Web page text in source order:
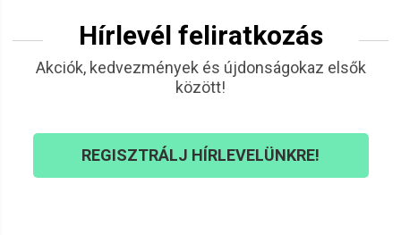
Hírlevél feliratkozás
Akciók, kedvezmények és újdonságokaz elsők
között!
REGISZTRÁLJ HÍRLEVELÜNKRE!